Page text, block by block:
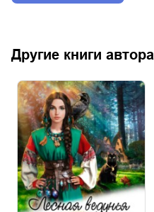
Другие книги автора